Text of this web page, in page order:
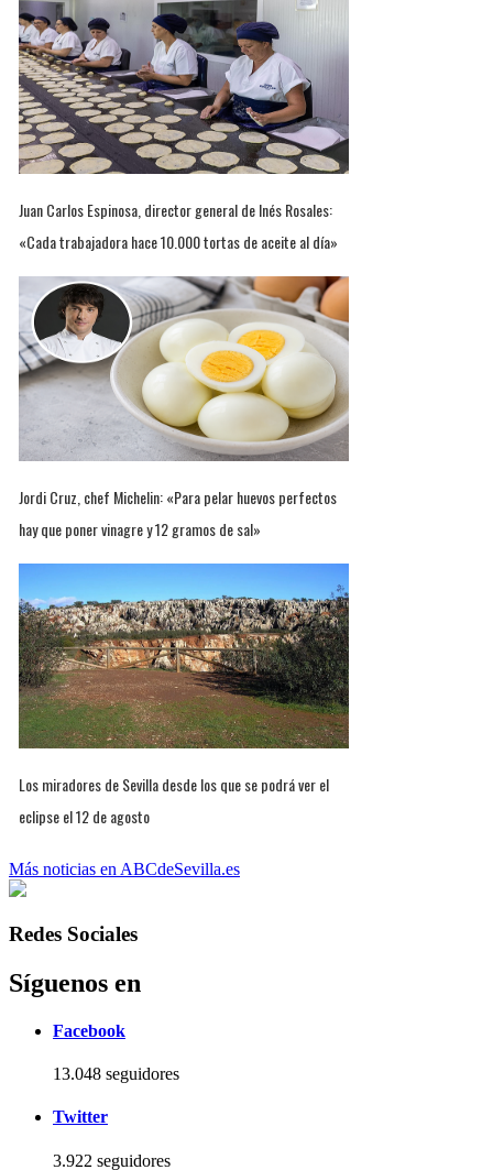
Juan Carlos Espinosa, director general de Inés Rosales:
«Cada trabajadora hace 10.000 tortas de aceite al día»
Jordi Cruz, chef Michelin: «Para pelar huevos perfectos
hay que poner vinagre y 12 gramos de sal»
Los miradores de Sevilla desde los que se podrá ver el
eclipse el 12 de agosto
Más noticias en ABCdeSevilla.es
Redes Sociales
Síguenos en
Facebook
13.048 seguidores
Twitter
3.922 seguidores